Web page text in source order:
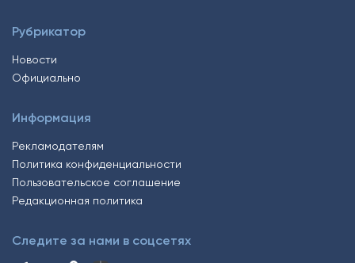
Рубрикатор
Новости
Официально
Информация
Рекламодателям
Политика конфиденциальности
Пользовательское соглашение
Редакционная политика
Следите за нами в соцсетях